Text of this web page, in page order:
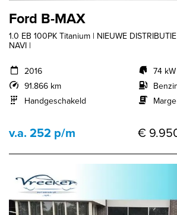
Ford B-MAX
1.0 EB 100PK Titanium | NIEUWE
NAVI |
2016
91.866 km
Handgeschakeld
74 kW
Marge
v.a. 252 p/m €